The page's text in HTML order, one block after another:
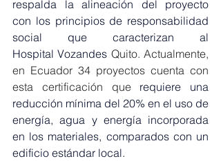
respalda la alineación del proyecto
con los principios de responsabilidad
social que caracterizan al
Hospital Vozandes Quito. Actualmente,
en Ecuador 34 proyectos cuenta con
esta certificación que requiere una
reducción mínima del 20% en el uso de
energía, agua y energía incorporada
en los materiales, comparados con un
edificio estándar local.